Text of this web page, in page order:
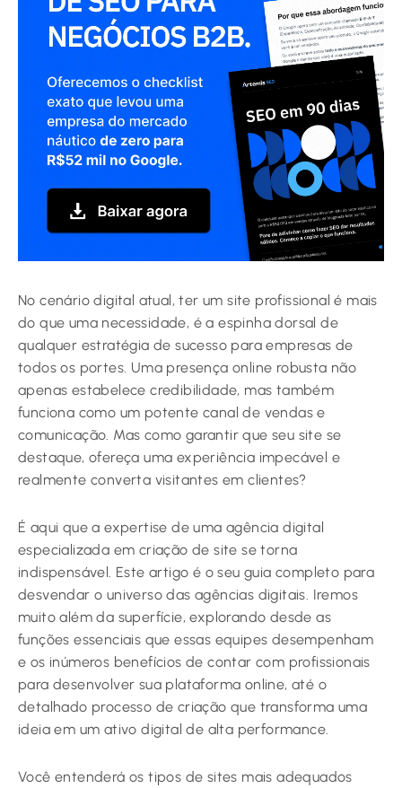
No cenário digital atual, ter um site profissional é mais
do que uma necessidade, é a espinha dorsal de
qualquer estratégia de sucesso para empresas de
todos os portes. Uma presença online robusta não
apenas estabelece credibilidade, mas também
funciona como um potente canal de vendas e
comunicação. Mas como garantir que seu site se
destaque, ofereça uma experiência impecável e
realmente converta visitantes em clientes?
É aqui que a expertise de uma agência digital
especializada em criação de site se torna
indispensável. Este artigo é o seu guia completo para
desvendar o universo das agências digitais. Iremos
muito além da superfície, explorando desde as
funções essenciais que essas equipes desempenham
e os inúmeros benefícios de contar com profissionais
para desenvolver sua plataforma online, até o
detalhado processo de criação que transforma uma
ideia em um ativo digital de alta performance.
Você entenderá os tipos de sites mais adequados